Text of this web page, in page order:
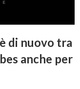
di nuovo tra
anche per